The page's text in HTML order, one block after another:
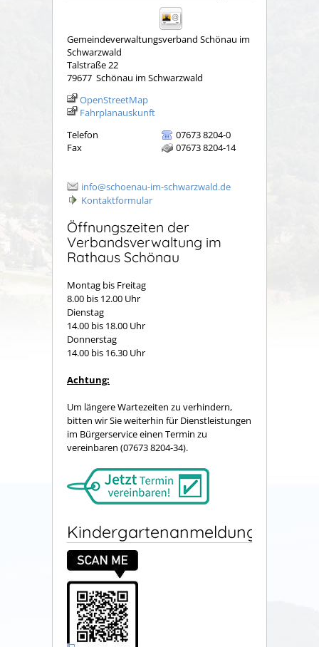
Gemeindeverwaltungsverband Schönau im
Schwarzwald
Talstraße 22
79677 Schönau im Schwarzwald
OpenStreetMap
Fahrplanauskunft
Telefon
07673 8204-0
Fax
07673 8204-14
info@schoenau-im-schwarzwald.de
Kontaktformular
Öffnungszeiten der
Verbandsverwaltung im
Rathaus Schönau
Montag bis Freitag
8.00 bis 12.00 Uhr
Dienstag
14.00 bis 18.00 Uhr
Donnerstag
14.00 bis 16.30 Uhr
Achtung:
Um längere Wartezeiten zu verhindern,
bitten wir Sie weiterhin für Dienstleistungen
im Bürgerservice einen Termin zu
vereinbaren (07673 8204-34).
Kindergartenanmeldung